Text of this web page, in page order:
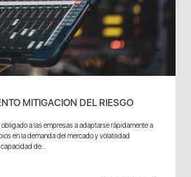
MITIGACION DEL RIESGO
a las empresas a adaptarse rápidamente a
en la demanda del mercado y volatilidad
de...